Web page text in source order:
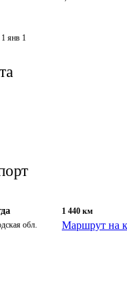
1 янв 1
обл.
1 440 км
Маршрут на